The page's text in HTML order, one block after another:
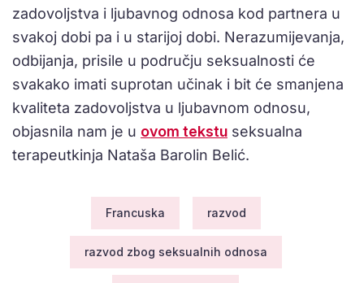
zadovoljstva i ljubavnog odnosa kod partnera u
svakoj dobi pa i u starijoj dobi. Nerazumijevanja,
odbijanja, prisile u području seksualnosti će
svakako imati suprotan učinak i bit će smanjena
kvaliteta zadovoljstva u ljubavnom odnosu,
objasnila nam je u ovom tekstu seksualna
terapeutkinja Nataša Barolin Belić.
Francuska razvod
razvod zbog seksualnih odnosa